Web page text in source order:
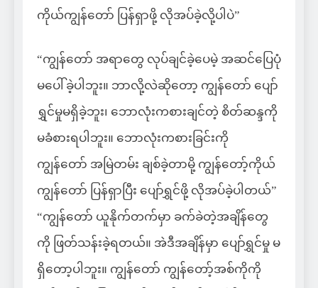
ကိုယ်ကျွန်တော် ပြန်ရှာဖို့ လိုအပ်ခဲ့လို့ပါပဲ”
“ကျွန်တော် အရာတွေ လုပ်ချင်ခဲ့ပေမဲ့ အဆင်ပြေပုံ
မပေါ်ခဲ့ပါဘူး။ ဘာလို့လဲဆိုတော့ ကျွန်တော် ပျော်
ရွှင်မှုမရှိခဲ့ဘူး၊ ဘောလုံးကစားချင်တဲ့ စိတ်ဆန္ဒကို
မခံစားရပါဘူး။ ဘောလုံးကစားခြင်းကို
ကျွန်တော် အမြဲတမ်း ချစ်ခဲ့တာမို့ ကျွန်တော့်ကိုယ်
ကျွန်တော် ပြန်ရှာပြီး ပျော်ရွှင်ဖို့ လိုအပ်ခဲ့ပါတယ်”
“ကျွန်တော် ယူနိုက်တက်မှာ ခက်ခဲတဲ့အချိန်တွေ
ကို ဖြတ်သန်းခဲ့ရတယ်။ အဲဒီအချိန်မှာ ပျော်ရွှင်မှု မ
ရှိတော့ပါဘူး။ ကျွန်တော် ကျွန်တော့်အစ်ကိုကို